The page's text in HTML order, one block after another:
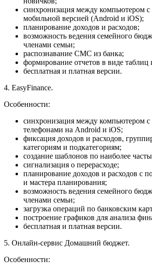
синхронизация между компьютером
мобильной версией (Android и iOS);
планирование доходов и расходов;
возможность ведения семейного
членами семьи;
распознавание СМС из банка;
формирование отчетов в виде таблиц
бесплатная и платная версии.
4. EasyFinance.
Особенности:
синхронизация между компьютером
телефонами на Android и iOS;
фиксация доходов и расходов,
категориям и подкатегориям;
создание шаблонов по наиболее
сигнализация о перерасходе;
планирование доходов и расходов с
и мастера планирования;
возможность ведения семейного
членами семьи;
загрузка операций по банковским
построение графиков для анализа
бесплатная и платная версии.
5. Онлайн-сервис Домашний бюджет.
Особенности: